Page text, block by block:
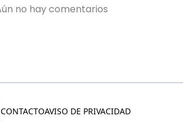
CONTACTOAVISO DE PRIVACIDAD